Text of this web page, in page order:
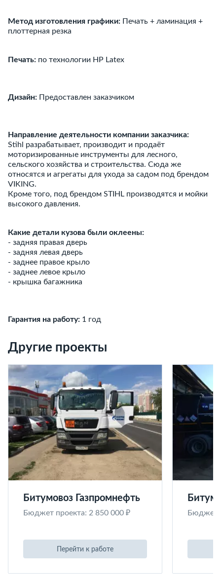
Метод изготовления графики: Печать + ламинация +
плоттерная резка
Печать: по технологии HP Latex
Дизайн: Предоставлен заказчиком
Направление деятельности компании заказчика:
Stihl разрабатывает, производит и продаёт
моторизированные инструменты для лесного,
сельского хозяйства и строительства. Сюда же
относятся и агрегаты для ухода за садом под брендом
VIKING.
Кроме того, под брендом STIHL производятся и мойки
высокого давления.
Какие детали кузова были оклеены:
- задняя правая дверь
- задняя левая дверь
- заднее правое крыло
- заднее левое крыло
- крышка багажника
Гарантия на работу: 1 год
Другие проекты
Битумовоз Газпромнефть
Бюджет проекта: 2 850 000 ₽
Перейти к работе
Бюджет